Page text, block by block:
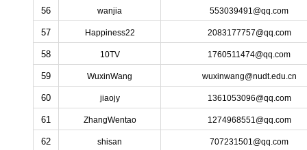
56 wanjia 553039491@qq.com
57 Happiness22 2083177757@qq.com
58 10TV 1760511474@qq.com
59 WuxinWang wuxinwang@nudt.edu.cn
60 jiaojy 1361053096@qq.com
61 ZhangWentao 1274968551@qq.com
62 shisan 707231501@qq.com